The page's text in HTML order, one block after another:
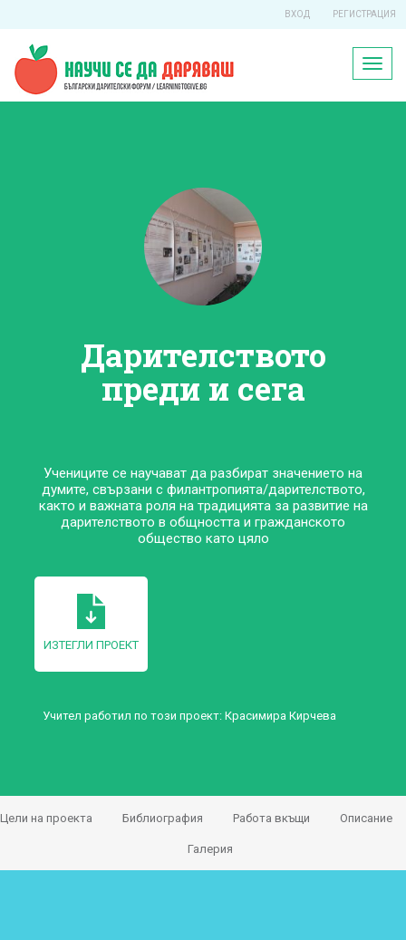
ВХОД РЕГИСТРАЦИЯ
Дарителството
преди и сега
Учениците се научават да разбират значението на
думите, свързани с филантропията/дарителството,
както и важната роля на традицията за развитие на
дарителството в общността и гражданското
общество като цяло
ИЗТЕГЛИ ПРОЕКТ
Учител работил по този проект: Красимира Кирчева
Цели на проекта Библиография Работа вкъщи Описание
Галерия